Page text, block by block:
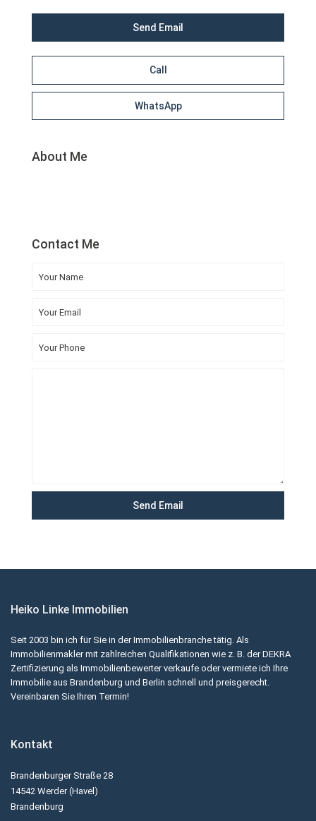
Send Email
Call
WhatsApp
About Me
Contact Me
Heiko Linke Immobilien
Seit 2003 bin ich für Sie in der Immobilienbranche tätig. Als
Immobilienmakler mit zahlreichen Qualifikationen wie z. B. der DEKRA
Zertifizierung als Immobilienbewerter verkaufe oder vermiete ich Ihre
Immobilie aus Brandenburg und Berlin schnell und preisgerecht.
Vereinbaren Sie Ihren Termin!
Kontakt
Brandenburger Straße 28
14542 Werder (Havel)
Brandenburg